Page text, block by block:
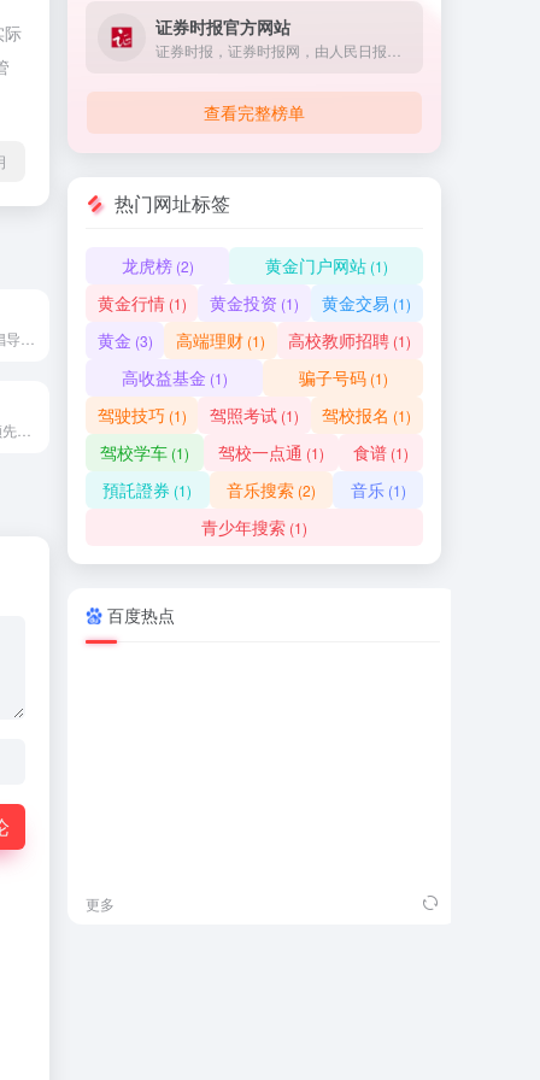
际
证券时报官方网站
查看完整榜单
热门网址标签
龙虎榜(2) 黄金门户网站(1)
黄金行情(1) 黄金投资 (1) 黄金交易 (1)
黄金 (3) 高端理财(1) 高校教师招聘 (1)
高收益基金 (1) 骗子号码(1)
驾驶技巧(1) 驾照考试(1) 驾校报名 (1)
驾校学车 (1) 驾校一点通 (1) 食谱 (1)
預託證券 (1) 音乐搜索 (2) 音乐(1)
青少年搜索 (1)
百度热点
更多